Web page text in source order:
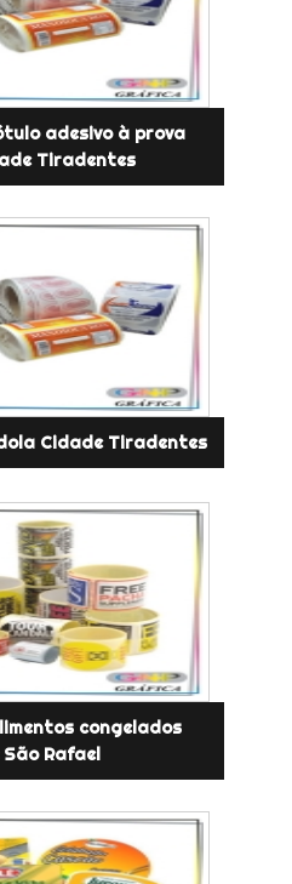
adesivo à prova
Tiradentes
Cidade Tiradentes
congelados
Rafael